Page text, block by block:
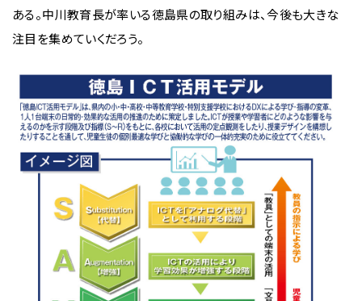
ある。中川教育長が率いる徳島県の取り組みは、今後も大きな
注目を集めていくだろう。